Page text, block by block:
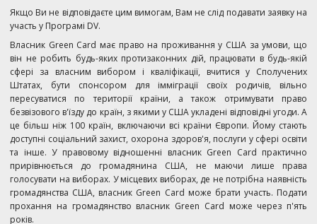
Якщо Ви не відповідаєте цим вимогам, Вам не слід подавати заявку на
участь у Програмі DV.
Власник Green Card має право на проживання у США за умови, що
він не робить будь-яких протизаконних дій, працювати в будь-якій
сфері за власним вибором і кваліфікації, вчитися у Сполучених
Штатах, бути спонсором для імміграції своїх родичів, вільно
пересуватися по території країни, а також отримувати право
безвізового в'їзду до країн, з якими у США укладені відповідні угоди. А
це більш ніж 100 країн, включаючи всі країни Європи. Йому стають
доступні соціальний захист, охорона здоров'я, послуги у сфері освіти
та інше. У правовому відношенні власник Green Card практично
прирівнюється до громадянина США, не маючи лише права
голосувати на виборах. У місцевих виборах, де не потрібна наявність
громадянства США, власник Green Card може брати участь. Подати
прохання на громадянство власник Green Card може через п'ять
років.